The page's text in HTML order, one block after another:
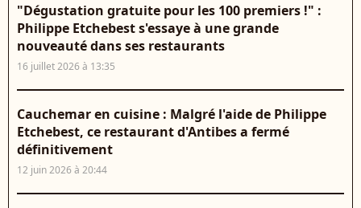
"Dégustation gratuite pour les 100 premiers !" :
Philippe Etchebest s'essaye à une grande
nouveauté dans ses restaurants
16 juillet 2026 à 13:35
Cauchemar en cuisine : Malgré l'aide de Philippe
Etchebest, ce restaurant d'Antibes a fermé
définitivement
12 juin 2026 à 20:44